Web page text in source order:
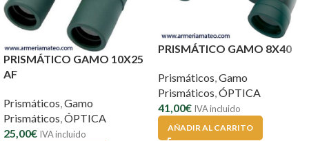
PRISMÁTICO GAMO 10X25
AF
Prismáticos,Gamo
Prismáticos,ÓPTICA
25,00€ IVA incluido
PRISMÁTICO GAMO 8X40
Prismáticos Gamo
Prismáticos ÓPTICA
41,00€ IVA incluido
AÑADIR AL CARRITO